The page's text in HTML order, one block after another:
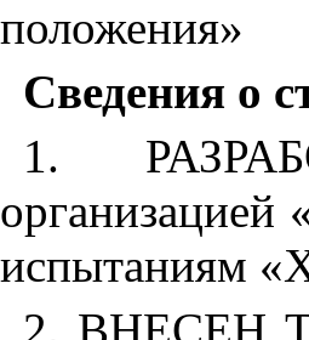
положения»
Сведения о
1.
организацией
испытаниям